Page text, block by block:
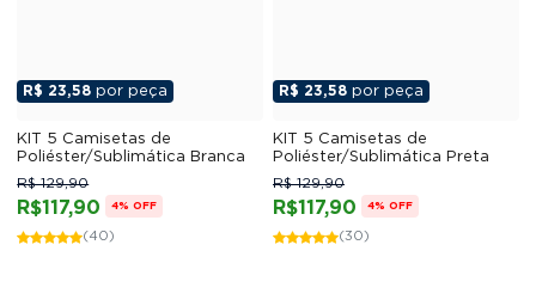
R$ 23,58 por peça
KIT 5 Camisetas de
Poliéster/Sublimática Branca
R$117,90
R$ 129,90
4% OFF
(40)
R$ 23,58 por peça
KIT 5 Camisetas de
Poliéster/Sublimática Preta
R$117,90
R$ 129,90
4% OFF
(30)